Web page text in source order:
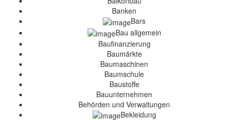
Banken
Bars
Bau allgemein
Baufinanzierung
Baumärkte
Baumaschinen
Baumschule
Baustoffe
Bauunternehmen
Behörden und Verwaltungen
Bekleidung